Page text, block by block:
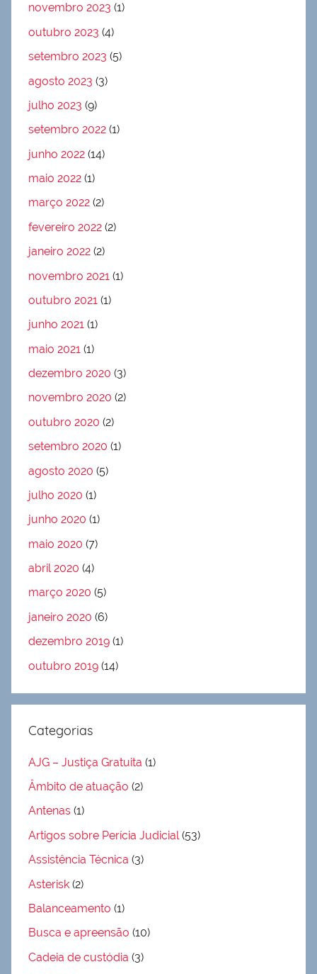
novembro 2023 (1)
outubro 2023 (4)
setembro 2023 (5)
agosto 2023 (3)
julho 2023 (9)
setembro 2022 (1)
junho 2022 (14)
maio 2022 (1)
março 2022 (2)
fevereiro 2022 (2)
janeiro 2022 (2)
novembro 2021 (1)
outubro 2021 (1)
junho 2021 (1)
maio 2021 (1)
dezembro 2020 (3)
novembro 2020 (2)
outubro 2020 (2)
setembro 2020 (1)
agosto 2020 (5)
julho 2020 (1)
junho 2020 (1)
maio 2020 (7)
abril 2020 (4)
março 2020 (5)
janeiro 2020 (6)
dezembro 2019 (1)
outubro 2019 (14)
Categorias
AJG – Justiça Gratuita (1)
Âmbito de atuação (2)
Antenas (1)
Artigos sobre Perícia Judicial(53)
Assistência Técnica (3)
Asterisk (2)
Balanceamento (1)
Busca e apreensão (10)
Cadeia de custódia (3)